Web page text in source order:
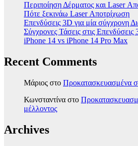
Περιποίηση Δέρματος και Laser
Πότε ξεκινάω Laser Αποτρίχωση
Επενδύσεις 3D για μία σύγχρονη
Σύγχρονες Τάσεις στις Επενδύσεις
iPhone 14 vs iPhone 14 Pro Max
Recent Comments
Μάριος στο Προκατασκευασμένα
Κωνσταντίνα στο
μέλλοντος
Archives